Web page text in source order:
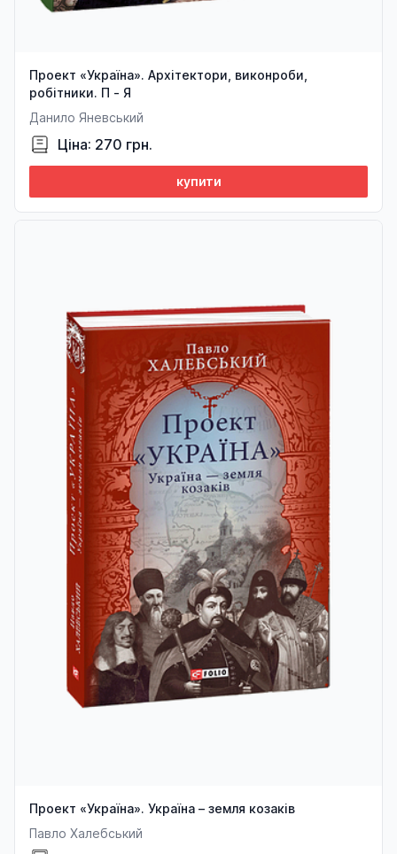
Проект «Україна». Архітектори, виконроби,
робітники. П - Я
Данило Яневський
Ціна: 270 грн.
купити
Проект «Україна». Україна – земля козаків
Павло Халебський